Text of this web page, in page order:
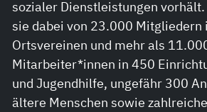
sozialer Dienstleistungen
sie dabei von 23.000 Mitgliedern
Ortsvereinen und mehr als
Mitarbeiter*innen in 450
und Jugendhilfe, ungefähr 300
ältere Menschen sowie